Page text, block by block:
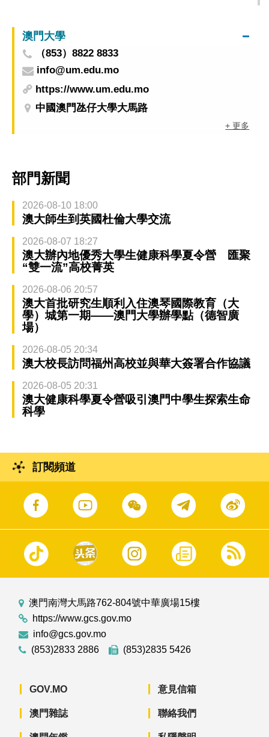
澳門大學
（853）8822 8833
info@um.edu.mo
https://www.um.edu.mo
中國澳門氹仔大學大馬路
+ 更多
部門新聞
2026-08-10 18:00
澳大師生到英國杜倫大學交流
2026-08-07 18:27
澳大辦內地優秀大學生健康科學夏令營 匯聚
“雙一流”高校菁英
2026-08-06 20:57
澳大首批研究生順利入住澳琴國際教育（大
學）城第一期——澳門大學辦學點（德智廣
場）
2026-08-05 20:34
澳大校長訪問福州高校並與華大簽署合作協議
2026-08-05 20:31
澳大健康科學夏令營吸引澳門中學生探索生命
科學
訂閱頻道
澳門南灣大馬路762-804號中華廣場15樓
https://www.gcs.gov.mo
info@gcs.gov.mo
(853)2833 2886
(853)2835 5426
GOV.MO
澳門雜誌
意見信箱
聯絡我們